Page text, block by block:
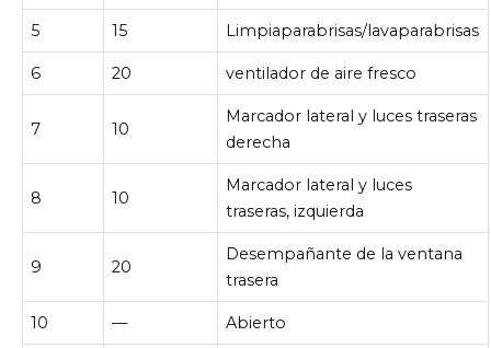
5 15 Limpiaparabrisas/lavaparabrisas
6 20 ventilador de aire fresco
7 10
Marcador lateral y luces traseras
derecha
8 10
Marcador lateral y luces
traseras, izquierda
9 20
Desempañante de la ventana
trasera
10 — Abierto